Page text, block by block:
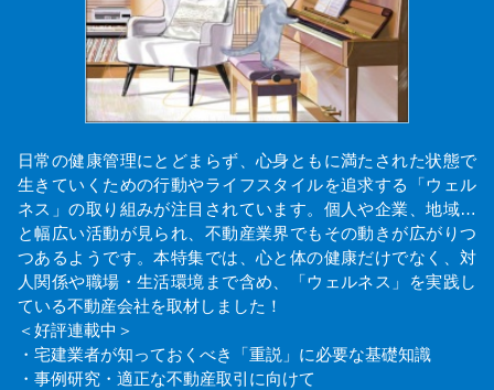
日常の健康管理にとどまらず、心身ともに満たされた状態で
生きていくための行動やライフスタイルを追求する「ウェル
ネス」の取り組みが注目されています。個人や企業、地域…
と幅広い活動が見られ、不動産業界でもその動きが広がりつ
つあるようです。本特集では、心と体の健康だけでなく、対
人関係や職場・生活環境まで含め、「ウェルネス」を実践し
ている不動産会社を取材しました！
＜好評連載中＞
・宅建業者が知っておくべき「重説」に必要な基礎知識
・事例研究・適正な不動産取引に向けて